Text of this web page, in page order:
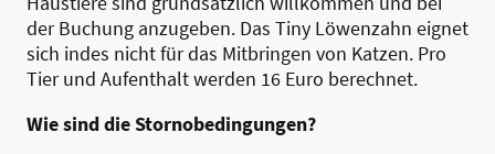
der Buchung anzugeben. Das Tiny Löwenzahn eignet
sich indes nicht für das Mitbringen von Katzen. Pro
Tier und Aufenthalt werden 16 Euro berechnet.
Wie sind die Stornobedingungen?